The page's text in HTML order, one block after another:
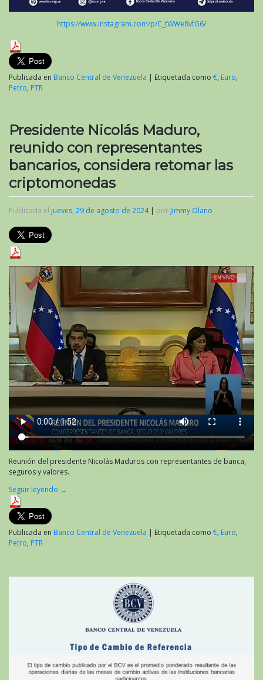
https://www.instagram.com/p/C_tWWe8vfG6/
Publicada en Banco Central de Venezuela | Etiquetada como €, Euro,
Petro, PTR
Presidente Nicolás Maduro,
reunido con representantes
bancarios, considera retomar las
criptomonedas
Publicada el jueves, 29 de agosto de 2024| por Jimmy Olano
Reunión del presidente Nicolás Maduros con representantes de banca,
seguros y valores.
Seguir leyendo →
Publicada en Banco Central de Venezuela | Etiquetada como €, Euro,
Petro, PTR